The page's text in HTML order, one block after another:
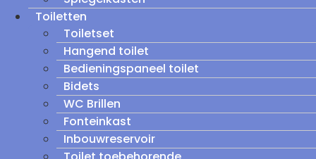
Toiletten
Toiletset
Hangend toilet
Bedieningspaneel toilet
Bidets
WC Brillen
Fonteinkast
Inbouwreservoir